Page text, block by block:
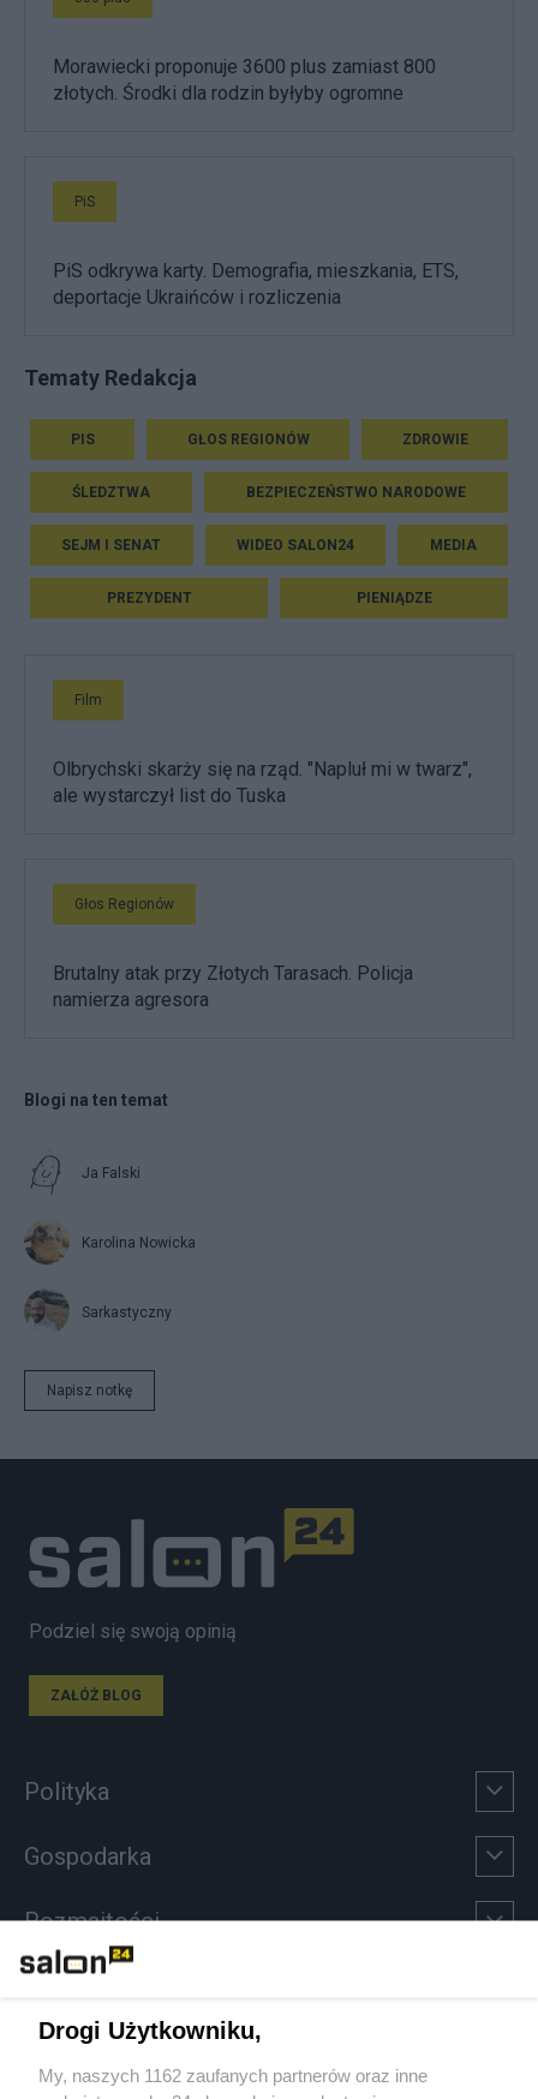
Morawiecki proponuje 3600 plus zamiast 800
złotych. Środki dla rodzin byłyby ogromne
PiS
PiS odkrywa karty. Demografia, mieszkania, ETS,
deportacje Ukraińców i rozliczenia
Tematy Redakcja
PIS GŁOS REGIONÓW ZDROWIE
ŚLEDZTWA BEZPIECZEŃSTWO NARODOWE
SEJM I SENAT WIDEO SALON24 MEDIA
PREZYDENT PIENIĄDZE
Film
Olbrychski skarży się na rząd. "Napluł mi w twarz",
ale wystarczył list do Tuska
Głos Regionów
Brutalny atak przy Złotych Tarasach. Policja
namierza agresora
Blogi na ten temat
Ja Falski
Karolina Nowicka
Sarkastyczny
Napisz notkę
Podziel się swoją opinią
ZAŁÓŻ BLOG
Polityka
Gospodarka
Rozmaitości
Sport
Drogi Użytkowniku,
My, naszych 1162 zaufanych partnerów oraz inne